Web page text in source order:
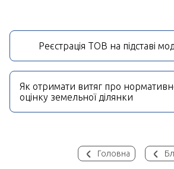
Головна
Реєстрація ТОВ на підставі
Як отримати витяг про
оцінку земельної ділянки